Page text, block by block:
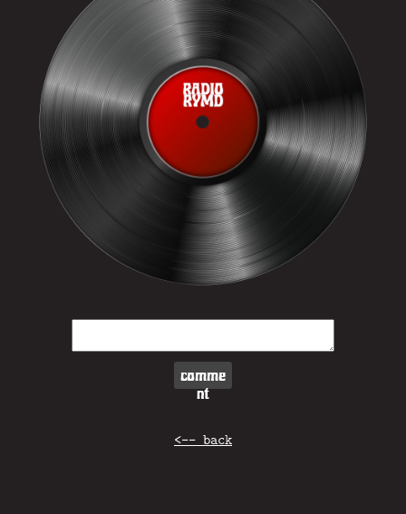
comme
nt
<-- back